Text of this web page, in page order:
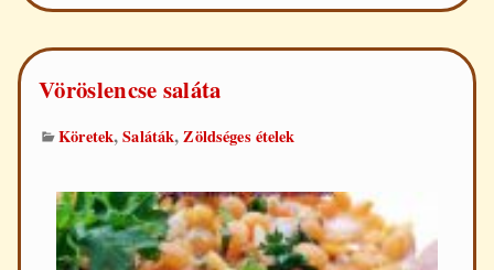
Vöröslencse saláta
Köretek,Saláták,Zöldséges ételek